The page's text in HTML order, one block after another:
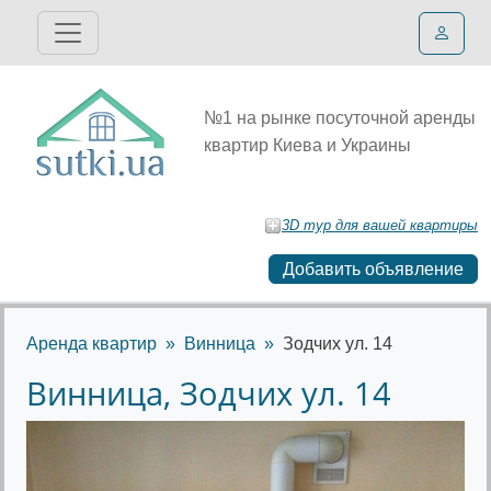
№1 на рынке посуточной аренды
квартир Киева и Украины
3D тур для вашей квартиры
Добавить объявление
Аренда квартир Винница Зодчих ул. 14
Винница, Зодчих ул. 14